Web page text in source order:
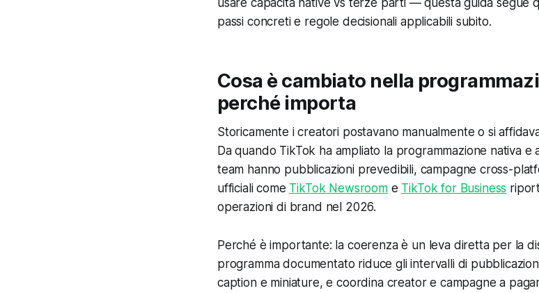
passi concreti e regole decisionali applicabili subito.
Cosa è cambiato nella
perché importa
Storicamente i creatori postavano manualmente o si
Da quando TikTok ha ampliato la programmazione nativa
team hanno pubblicazioni prevedibili, campagne cross-
ufficiali come TikTok Newsroome TikTok for Business
operazioni di brand nel 2026.
Perché è importante: la coerenza è un leva diretta per la
programma documentato riduce gli intervalli di
caption e miniature, e coordina creator e campagne a